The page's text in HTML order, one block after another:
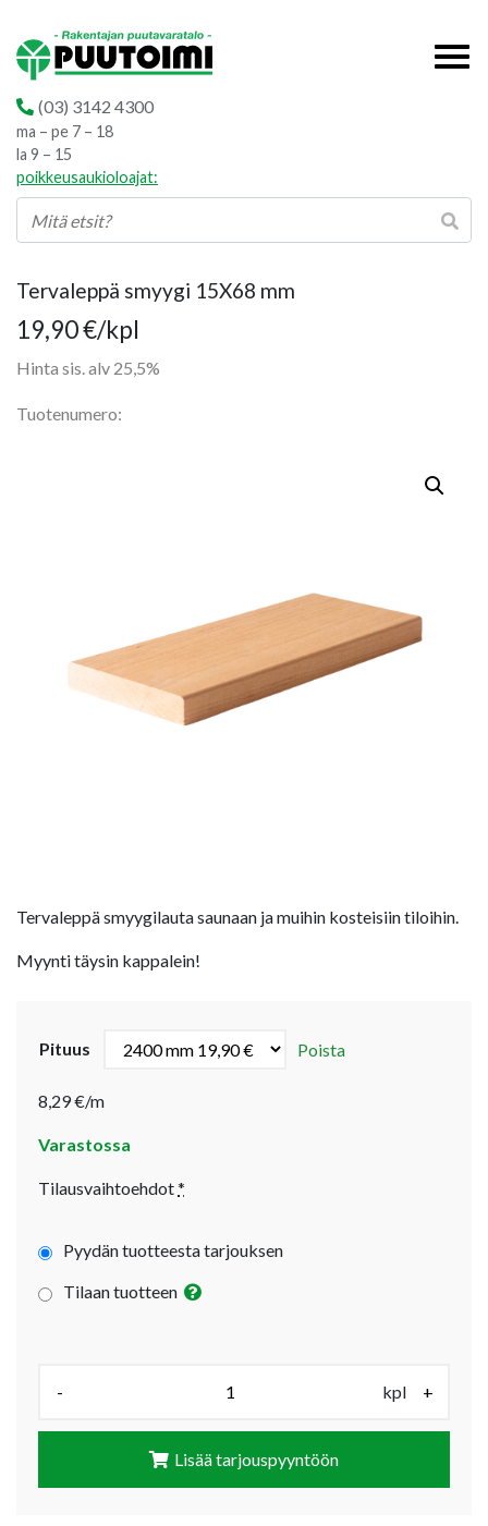
(03) 3142 4300
ma – pe 7 – 18
la 9 – 15
poikkeusaukioloajat:
Tervaleppä smyygi 15X68 mm
19,90€/kpl
Hinta sis. alv 25,5%
Tuotenumero:
Tervaleppä smyygilauta saunaan ja muihin kosteisiin tiloihin.
Myynti täysin kappalein!
Pituus Poista
8,29 €/m
Varastossa
Tilausvaihtoehdot*
Pyydän tuotteesta tarjouksen
Tilaan tuotteen
- kpl +
Lisää tarjouspyyntöön